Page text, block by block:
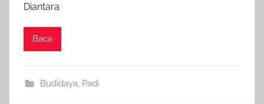
Diantara
Baca
Budidaya Padi